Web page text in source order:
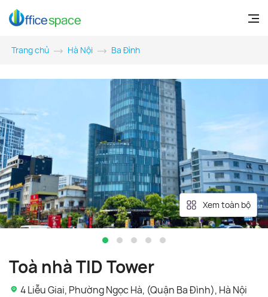
Trang chủ Hà Nội Ba Đình
Xem toàn bộ
Toà nhà TID Tower
4 Liễu Giai, Phường Ngọc Hà, (Quận Ba Đình), Hà Nội